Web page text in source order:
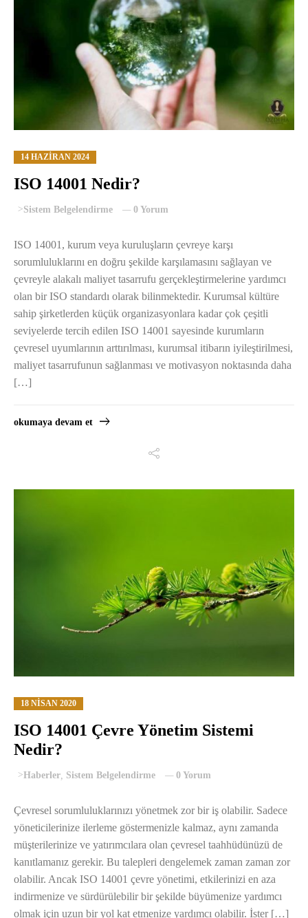
14 HAZIRAN 2024
ISO 14001 Nedir?
>Sistem Belgelendirme 0 Yorum
ISO 14001, kurum veya kuruluşların çevreye karşı
sorumluluklarını en doğru şekilde karşılamasını sağlayan ve
çevreyle alakalı maliyet tasarrufu gerçekleştirmelerine yardımcı
olan bir ISO standardı olarak bilinmektedir. Kurumsal kültüre
sahip şirketlerden küçük organizasyonlara kadar çok çeşitli
seviyelerde tercih edilen ISO 14001 sayesinde kurumların
çevresel uyumlarının arttırılması, kurumsal itibarın iyileştirilmesi,
maliyet tasarrufunun sağlanması ve motivasyon noktasında daha
[…]
okumaya devam et
18 NISAN 2020
ISO 14001 Çevre Yönetim Sistemi
Nedir?
>Haberler, Sistem Belgelendirme 0 Yorum
Çevresel sorumluluklarınızı yönetmek zor bir iş olabilir. Sadece
yöneticilerinize ilerleme göstermenizle kalmaz, aynı zamanda
müşterilerinize ve yatırımcılara olan çevresel taahhüdünüzü de
kanıtlamanız gerekir. Bu talepleri dengelemek zaman zaman zor
olabilir. Ancak ISO 14001 çevre yönetimi, etkilerinizi en aza
indirmenize ve sürdürülebilir bir şekilde büyümenize yardımcı
olmak için uzun bir yol kat etmenize yardımcı olabilir. İster […]